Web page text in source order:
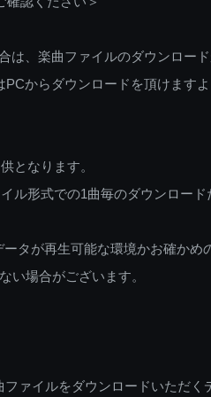
は、楽曲ファイルのダウンロード
からダウンロードを頂けますよ
となります。
ル形式での1曲毎のダウンロー
タが再生可能な環境かお確かめ
い場合がございます。
ァイルをダウンロードいただ